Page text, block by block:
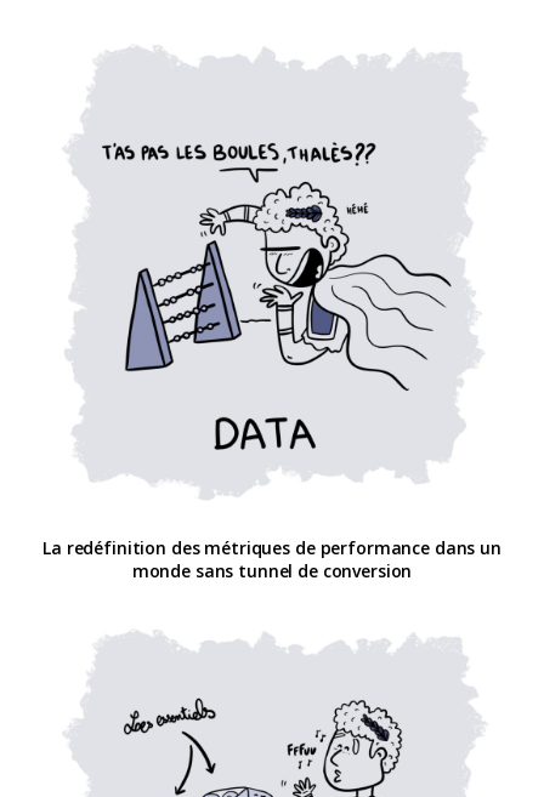
La redéfinition des métriques de performance dans un
monde sans tunnel de conversion